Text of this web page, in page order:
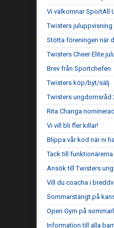
Vi välkomnar SportAll
Twisters juluppvisning
Stötta föreningen när
Twisters Cheer Elite
Brev från Sportchefen
Twisters köp/byt/sälj
Twisters ungdomsråd
Rita Changa
Vi vill bli fler killar!
Blippa vår kod när ni
Tack till
Ansök till Twisters
Vill du coacha i
Sommarstängt på
Open Gym på
Information till alla